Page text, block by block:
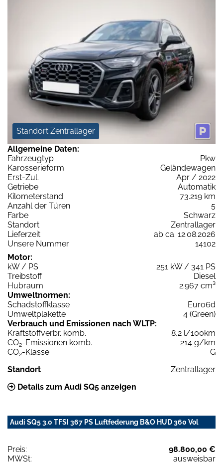
Standort Zentrallager
Allgemeine Daten:
Fahrzeugtyp
Pkw
Karosserieform
Geländewagen
Erst-Zul.
Apr / 2022
Getriebe
Automatik
Kilometerstand
73.219 km
Anzahl der Türen
5
Farbe
Schwarz
Standort
Zentrallager
Lieferzeit
ab ca. 12.08.2026
Unsere Nummer
14102
Motor:
kW / PS
251 kW / 341 PS
Treibstoff
Diesel
Hubraum
2.967 cm³
Umweltnormen:
Schadstoffklasse
Euro6d
Umweltplakette
4 (Green)
Verbrauch und Emissionen nach WLTP:
Kraftstoffverbr. komb.
8,2 l/100km
CO2-Emissionen komb.
214 g/km
CO2-Klasse
G
Standort
Zentrallager
Details zum Audi SQ5 anzeigen
Audi SQ5 3.0 TFSI 367 PS Luftfederung B&O HUD 360 Vol
Preis:
98.800,00 €
MWSt:
ausweisbar